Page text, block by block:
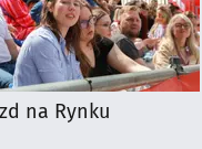
na Rynku